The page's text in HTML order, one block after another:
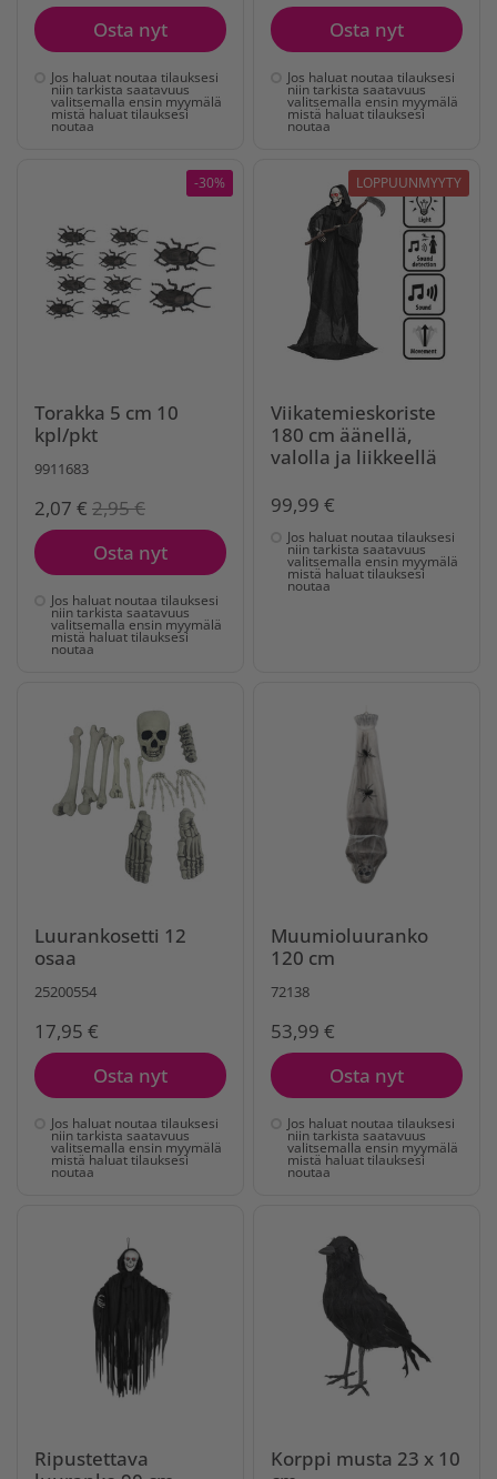
Osta nyt
Jos haluat noutaa tilauksesi
niin tarkista saatavuus
valitsemalla ensin myymälä
mistä haluat tilauksesi
noutaa
Osta nyt
Jos haluat noutaa tilauksesi
niin tarkista saatavuus
valitsemalla ensin myymälä
mistä haluat tilauksesi
noutaa
Torakka 5 cm 10
kpl/pkt
9911683
2,07 € 2,95 €
Osta nyt
Jos haluat noutaa tilauksesi
niin tarkista saatavuus
valitsemalla ensin myymälä
mistä haluat tilauksesi
noutaa
-30%
Viikatemieskoriste
180 cm äänellä,
valolla ja liikkeellä
99,99 €
Jos haluat noutaa tilauksesi
niin tarkista saatavuus
valitsemalla ensin myymälä
mistä haluat tilauksesi
noutaa
LOPPUUNMYYTY
Luurankosetti 12
osaa
25200554
17,95 €
Osta nyt
Jos haluat noutaa tilauksesi
niin tarkista saatavuus
valitsemalla ensin myymälä
mistä haluat tilauksesi
noutaa
Muumioluuranko
120 cm
72138
53,99 €
Osta nyt
Jos haluat noutaa tilauksesi
niin tarkista saatavuus
valitsemalla ensin myymälä
mistä haluat tilauksesi
noutaa
Ripustettava
Korppi musta 23 x 10